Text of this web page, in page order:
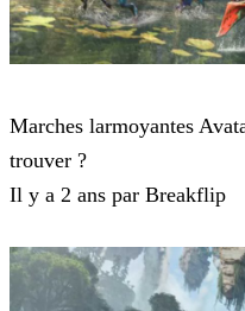
Marches larmoyantes
trouver ?
Il y a 2 ans par Breakflip